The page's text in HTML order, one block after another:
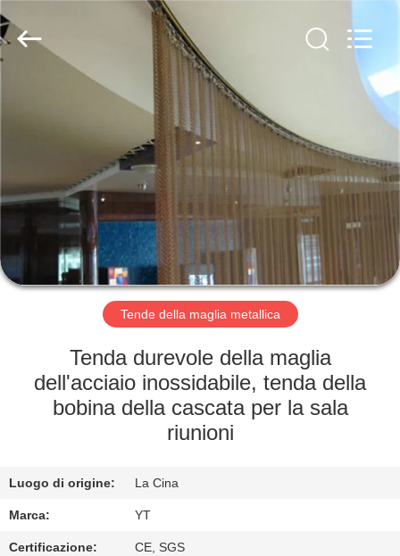
PRODOTTI
CIRCA
NOI
GIRO
FABBRICA
CONTROLLO
CONTATTICI
Anping
Yuntong
Metal
Mesh
Ltd..
Tende della maglia metallica
Tenda durevole della maglia
dell'acciaio inossidabile, tenda della
bobina della cascata per la sala
riunioni
Luogo di origine: La Cina
Marca: YT
Certificazione: CE, SGS